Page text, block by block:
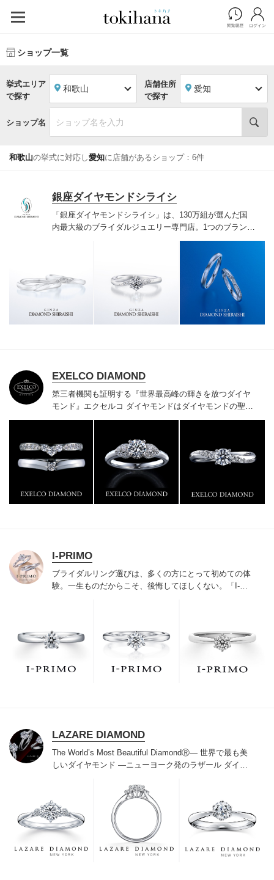
ショップ一覧
挙式エリア
で探す
和歌山
店舗住所
で探す
愛知
ショップ名
和歌山の挙式に対応し愛知に店舗があるショップ：6件
銀座ダイヤモンドシライシ
「銀座ダイヤモンドシライシ」は、130万組が選んだ国
内最大級のブライダルジュエリー専門店。1つのブランド
では国内最大級の700種類以上の豊富なデザインを取り
揃え、ふたりの「似合う」と「好き」を同時に叶えた満
足の選択ができる指輪をご提案しています。多くのお客
様にご満足いただけている、一生身に着けるための指輪
のクオリティや購入後のアフターサービスをぜひ一度店
頭でお確かめください。
EXELCO DIAMOND
第三者機関も証明する『世界最高峰の輝きを放つダイヤ
モンド』 エクセルコ ダイヤモンドはダイヤモンドの聖地
ベルギー発祥で200年以上の歴史がある真のカッターズ
門店としてリングのデザインや品質にもこだわっていま
す。おふたりに本物の輝きを一生身に着けていただきた
い想いで「ヴァージン・ダイヤモンド」「ハードプラチ
ナ」「保証内容」にこだわっています。
I-PRIMO
ブライダルリング選びは、多くの方にとって初めての体
験。一生ものだからこそ、後悔してほしくない。「I-
でお待ちしております。リング選びの最初の一歩をご一
緒に。まずは、アイプリモへ。
LAZARE DIAMOND
The World’s Most Beautiful DiamondⓇ― 世界で最も美
しいダイヤモンド ―ニューヨーク発のラザール ダイヤ
られ120年を超えた今もなおダイヤモンドの美しい輝き
にこだわり続けています。私たちの願いは、この生涯変
わらないワン＆オンリーの輝きを幸せの象徴として、い
つも、ずっと、身に着けていただくことです。